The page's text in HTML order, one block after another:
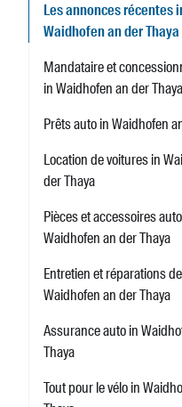
Les annonces récentes
Waidhofen an der Thaya
Mandataire et
in Waidhofen an der Thaya
Prêts auto in Waidhofen
Location de voitures in
der Thaya
Pièces et accessoires
Waidhofen an der Thaya
Entretien et réparations
Waidhofen an der Thaya
Assurance auto in
Thaya
Tout pour le vélo in